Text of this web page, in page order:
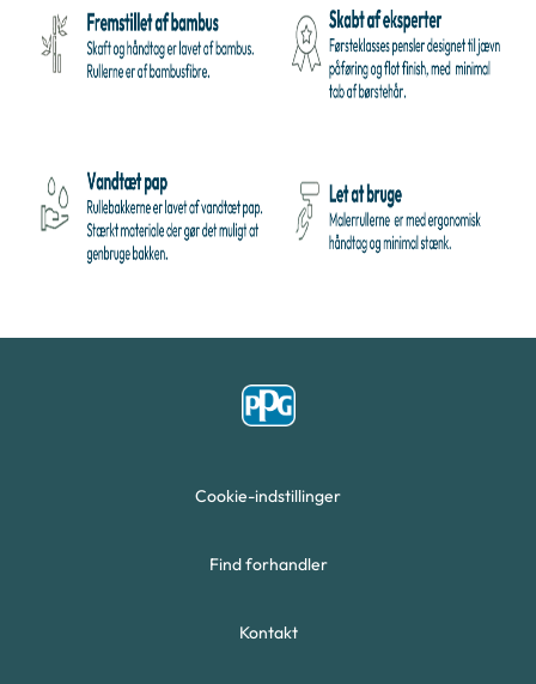
Cookie-indstillinger
Find forhandler
Kontakt